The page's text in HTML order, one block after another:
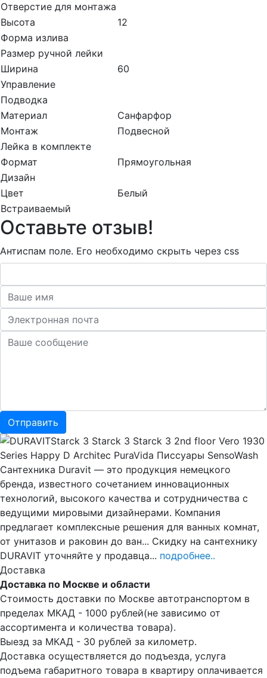
Отверстие для монтажа
Высота
12
Форма излива
Размер ручной лейки
Ширина
60
Управление
Подводка
Материал
Санфарфор
Монтаж
Подвесной
Лейка в комплекте
Формат
Прямоугольная
Дизайн
Цвет
Белый
Встраиваемый
Оставьте отзыв!
Антиспам поле. Его необходимо скрыть через css
Starck 3 Starck 3 Starck 3 2nd floor Vero 1930
Series Happy D Architec PuraVida Писсуары SensoWash
Сантехника Duravit — это продукция немецкого
бренда, известного сочетанием инновационных
технологий, высокого качества и сотрудничества с
ведущими мировыми дизайнерами. Компания
предлагает комплексные решения для ванных комнат,
от унитазов и раковин до ван... Скидку на сантехнику
DURAVIT уточняйте у продавца... подробнее..
Доставка
Доставка по Москве и области
Стоимость доставки по Москве автотранспортом в
пределах МКАД - 1000 рублей(не зависимо от
ассортимента и количества товара).
Выезд за МКАД - 30 рублей за километр.
Доставка осуществляется до подъезда, услуга
подъема габаритного товара в квартиру оплачивается